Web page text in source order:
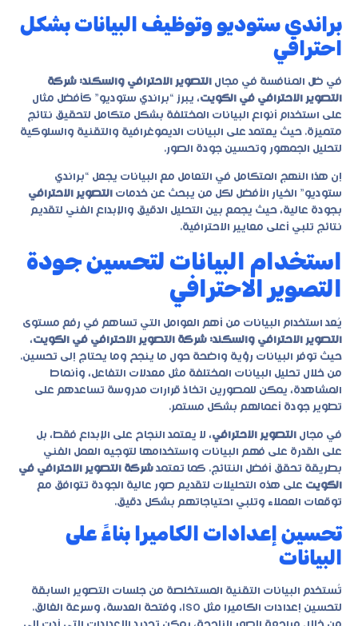
براندي ستوديو وتوظيف البيانات بشكل
احترافي
في ظل المنافسة في مجال التصوير الاحترافي والسكند: شركة
التصوير الاحترافي في الكويت، يبرز “براندي ستوديو” كأفضل مثال
على استخدام أنواع البيانات المختلفة بشكل متكامل لتحقيق نتائج
متميزة. حيث يعتمد على البيانات الديموغرافية والتقنية والسلوكية
لتحليل الجمهور وتحسين جودة الصور.
إن هذا النهج المتكامل في التعامل مع البيانات يجعل “براندي
ستوديو” الخيار الأفضل لكل من يبحث عن خدمات التصوير الاحترافي
بجودة عالية، حيث يجمع بين التحليل الدقيق والإبداع الفني لتقديم
نتائج تلبي أعلى معايير الاحترافية.
استخدام البيانات لتحسين جودة
التصوير الاحترافي
يُعد استخدام البيانات من أهم العوامل التي تساهم في رفع مستوى
التصوير الاحترافي والسكند: شركة التصوير الاحترافي في الكويت،
حيث توفر البيانات رؤية واضحة حول ما ينجح وما يحتاج إلى تحسين.
من خلال تحليل البيانات المختلفة مثل معدلات التفاعل، وأنماط
المشاهدة، يمكن للمصورين اتخاذ قرارات مدروسة تساعدهم على
تطوير جودة أعمالهم بشكل مستمر.
في مجال التصوير الاحترافي، لا يعتمد النجاح على الإبداع فقط، بل
على القدرة على فهم البيانات واستخدامها لتوجيه العمل الفني
بطريقة تحقق أفضل النتائج. كما تعتمد شركة التصوير الاحترافي في
الكويت على هذه التحليلات لتقديم صور عالية الجودة تتوافق مع
توقعات العملاء وتلبي احتياجاتهم بشكل دقيق.
تحسين إعدادات الكاميرا بناءً على
البيانات
تُستخدم البيانات التقنية المستخلصة من جلسات التصوير السابقة
لتحسين إعدادات الكاميرا مثل ISO، وفتحة العدسة، وسرعة الغالق.